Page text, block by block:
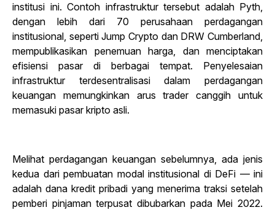
institusi ini. Contoh infrastruktur tersebut adalah Pyth,
dengan lebih dari 70 perusahaan perdagangan
institusional, seperti Jump Crypto dan DRW Cumberland,
mempublikasikan penemuan harga, dan menciptakan
efisiensi pasar di berbagai tempat. Penyelesaian
infrastruktur terdesentralisasi dalam perdagangan
keuangan memungkinkan arus trader canggih untuk
memasuki pasar kripto asli.
Melihat perdagangan keuangan sebelumnya, ada jenis
kedua dari pembuatan modal institusional di DeFi — ini
adalah dana kredit pribadi yang menerima traksi setelah
pemberi pinjaman terpusat dibubarkan pada Mei 2022.